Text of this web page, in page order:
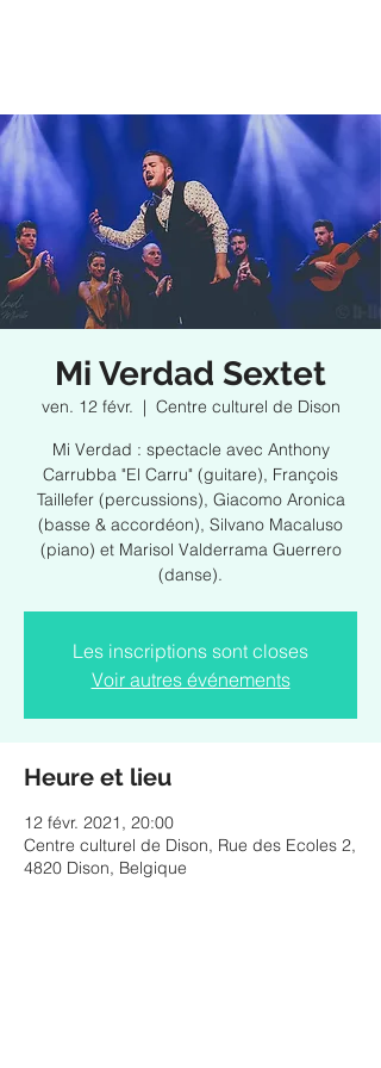
Mi Verdad Sextet
ven. 12 févr.
  |
Centre culturel de Dison
Mi Verdad : spectacle avec Anthony
Carrubba "El Carru" (guitare), François
Taillefer (percussions), Giacomo Aronica
(basse & accordéon), Silvano Macaluso
(piano) et Marisol Valderrama Guerrero
(danse).
Les inscriptions sont closes
Voir autres événements
Heure et lieu
12 févr. 2021, 20:00
Centre culturel de Dison, Rue des Ecoles 2,
4820 Dison, Belgique